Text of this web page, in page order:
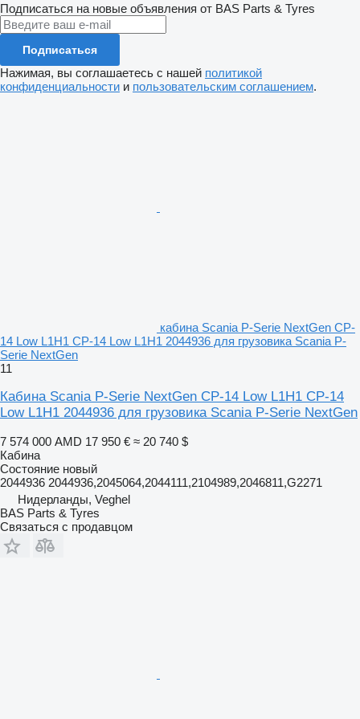
Подписаться на новые объявления от BAS Parts & Tyres
Подписаться
Нажимая, вы соглашаетесь с нашей политикой
конфиденциальности и пользовательским соглашением.
кабина Scania P-Serie NextGen CP-
14 Low L1H1 CP-14 Low L1H1 2044936 для грузовика Scania P-
Serie NextGen
11
Кабина Scania P-Serie NextGen CP-14 Low L1H1 CP-14
Low L1H1 2044936 для грузовика Scania P-Serie NextGen
7 574 000 AMD 17 950 € ≈ 20 740 $
Кабина
Состояние новый
2044936 2044936,2045064,2044111,2104989,2046811,G2271
Нидерланды, Veghel
BAS Parts & Tyres
Связаться с продавцом